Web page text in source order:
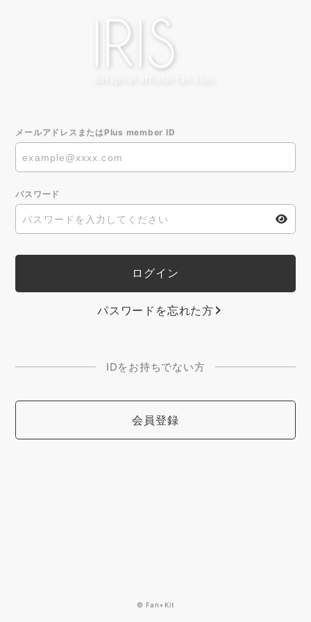
メールアドレスまたはPlus member ID
パスワード
パスワードを忘れた方
IDをお持ちでない方
会員登録
© Fan+Kit